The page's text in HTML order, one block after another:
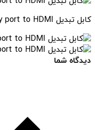
کابل تبدیل Display port to HDMI به طول 3 متر
دیدگاه شما